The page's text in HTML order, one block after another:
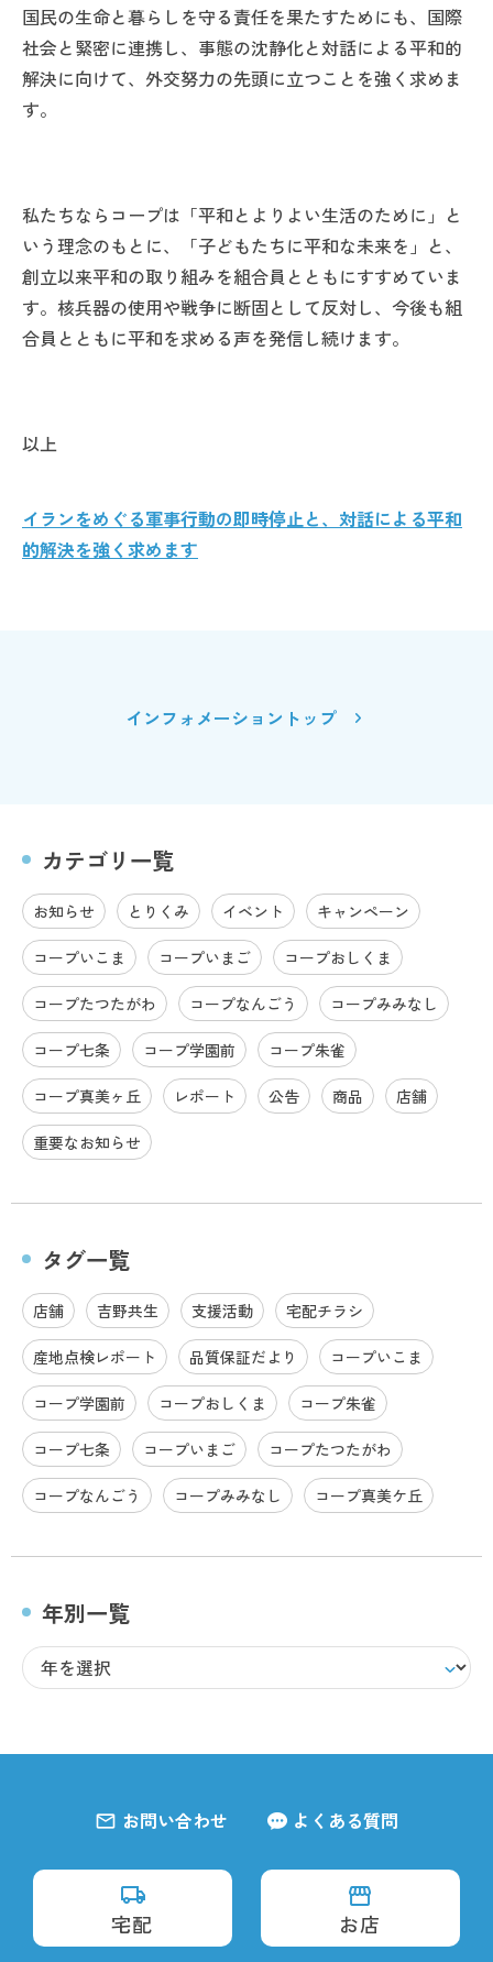
国民の生命と暮らしを守る責任を果たすためにも、国際
社会と緊密に連携し、事態の沈静化と対話による平和的
解決に向けて、外交努力の先頭に立つことを強く求めま
す。
私たちならコープは「平和とよりよい生活のために」と
いう理念のもとに、「子どもたちに平和な未来を」と、
創立以来平和の取り組みを組合員とともにすすめていま
す。核兵器の使用や戦争に断固として反対し、今後も組
合員とともに平和を求める声を発信し続けます。
以上
イランをめぐる軍事行動の即時停止と、対話による平和
的解決を強く求めます
インフォメーショントップ
カテゴリ一覧
お知らせ とりくみ イベント キャンペーン
コープいこま コープいまご コープおしくま
コープたつたがわ コープなんごう コープみみなし
コープ七条 コープ学園前 コープ朱雀
コープ真美ヶ丘 レポート 公告 商品 店舗
重要なお知らせ
タグ一覧
店舗 吉野共生 支援活動 宅配チラシ
産地点検レポート 品質保証だより コープいこま
コープ学園前 コープおしくま コープ朱雀
コープ七条 コープいまご コープたつたがわ
コープなんごう コープみみなし コープ真美ケ丘
年別一覧
お問い合わせ よくある質問
宅配 お店